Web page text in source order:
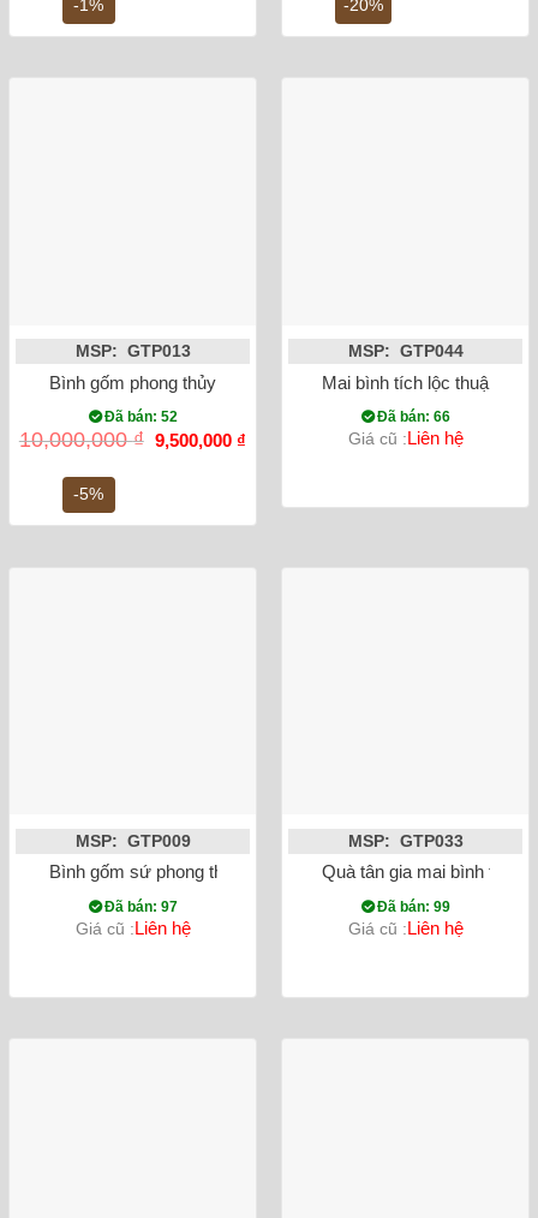
-1%
7,500,000 ₫.
-20%
-5%
MSP: GTP013
Bình gốm phong thủy mai bình tích lộc công đào vẽ vàng nổi
Đã bán: 52
10,000,000₫ Giá
gốc
9,500,000 ₫
9,500,000 ₫.
MSP: GTP044
Mai bình tích lộc thuận
Đã bán: 66
Giá cũ :Liên hệ
MSP: GTP009
Bình gốm sứ phong thủy tỳ bà chim công đắp nổi màu đỏ
Đã bán: 97
Giá cũ :Liên hệ
MSP: GTP033
Quà tân gia mai bình tích
Đã bán: 99
Giá cũ :Liên hệ